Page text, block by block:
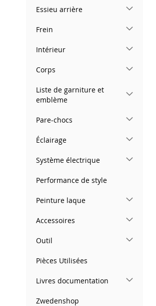
Essieu arrière
Frein
Intérieur
Corps
Liste de garniture et
emblème
Pare-chocs
Éclairage
Système électrique
Performance de style
Peinture laque
Accessoires
Outil
Pièces Utilisées
Livres documentation
Zwedenshop